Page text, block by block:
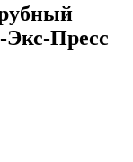
Экс-Пресс